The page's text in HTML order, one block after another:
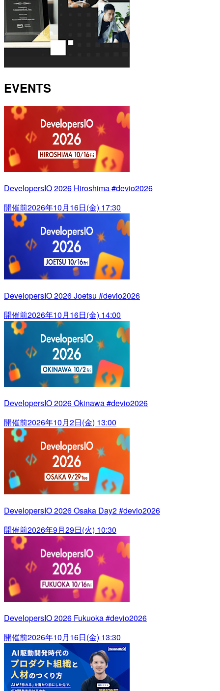
EVENTS
DevelopersIO 2026 Hiroshima #devio2026
開催前2026年10月16日(金) 17:30
DevelopersIO 2026 Joetsu #devio2026
開催前2026年10月16日(金) 14:00
DevelopersIO 2026 Okinawa #devio2026
開催前2026年10月2日(金) 13:00
DevelopersIO 2026 Osaka Day2 #devio2026
開催前2026年9月29日(火) 10:30
DevelopersIO 2026 Fukuoka #devio2026
開催前2026年10月16日(金) 13:30